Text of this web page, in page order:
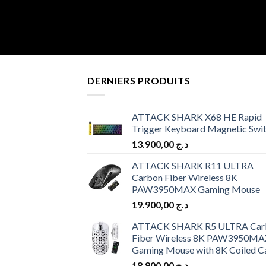
DERNIERS PRODUITS
ATTACK SHARK X68 HE Rapid
Trigger Keyboard Magnetic
د.ج
ATTACK SHARK R11 ULTRA
Carbon Fiber Wireless 8K
PAW3950MAX Gaming Mouse
د.ج
ATTACK SHARK R5 ULTRA
Fiber Wireless 8K
Gaming Mouse with 8K Coiled